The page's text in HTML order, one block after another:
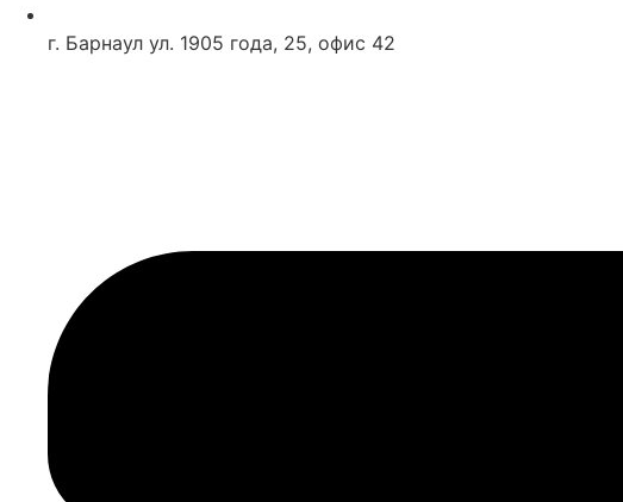
г. Барнаул ул. 1905 года, 25, офис 42